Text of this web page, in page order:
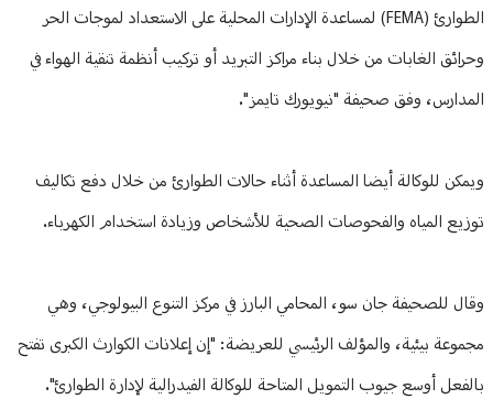
الطوارئ (FEMA) لمساعدة الإدارات المحلية على الاستعداد لموجات الحر
وحرائق الغابات من خلال بناء مراكز التبريد أو تركيب أنظمة تنقية الهواء في
المدارس، وفق صحيفة "نيويورك تايمز".
ويمكن للوكالة أيضا المساعدة أثناء حالات الطوارئ من خلال دفع تكاليف
توزيع المياه والفحوصات الصحية للأشخاص وزيادة استخدام الكهرباء.
وقال للصحيفة جان سو، المحامي البارز في مركز التنوع البيولوجي، وهي
مجموعة بيئية، والمؤلف الرئيسي للعريضة: "إن إعلانات الكوارث الكبرى تفتح
بالفعل أوسع جيوب التمويل المتاحة للوكالة الفيدرالية لإدارة الطوارئ".